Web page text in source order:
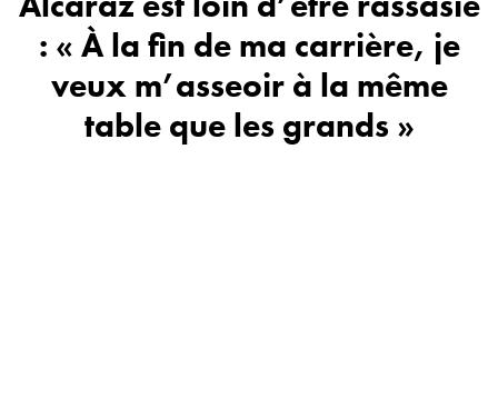
: « À la fin de ma carrière, je
veux m’asseoir à la même
table que les grands »